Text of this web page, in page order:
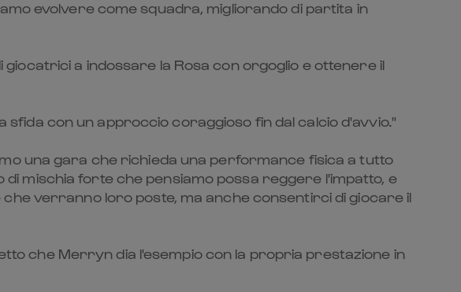
evolvere come squadra, migliorando di partita in
a indossare la Rosa con orgoglio e ottenere il
con un approccio coraggioso fin dal calcio d'avvio."
una gara che richieda una performance fisica a tutto
mischia forte che pensiamo possa reggere l'impatto, e
verranno loro poste, ma anche consentirci di giocare il
che Merryn dia l'esempio con la propria prestazione in